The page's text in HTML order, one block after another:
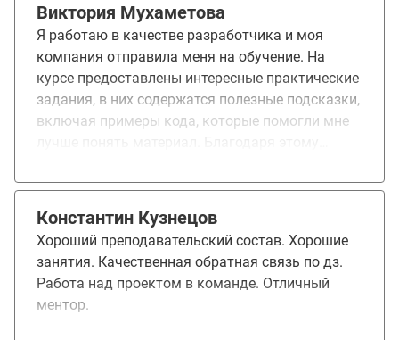
Виктория Мухаметова
Я работаю в качестве разработчика и моя
компания отправила меня на обучение. На
курсе предоставлены интересные практические
задания, в них содержатся полезные подсказки,
включая примеры кода, которые помогли мне
изучила новые и полезные навыки.
Константин Кузнецов
Хороший преподавательский состав. Хорошие
занятия. Качественная обратная связь по дз.
Работа над проектом в команде. Отличный
ментор.